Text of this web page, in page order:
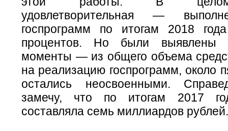
удовлетворительная —
госпрограмм по итогам 2018
процентов. Но были выявлены
моменты — из общего объема
на реализацию госпрограмм, около
остались неосвоенными.
замечу, что по итогам 2017
составляла семь миллиардов рублей.